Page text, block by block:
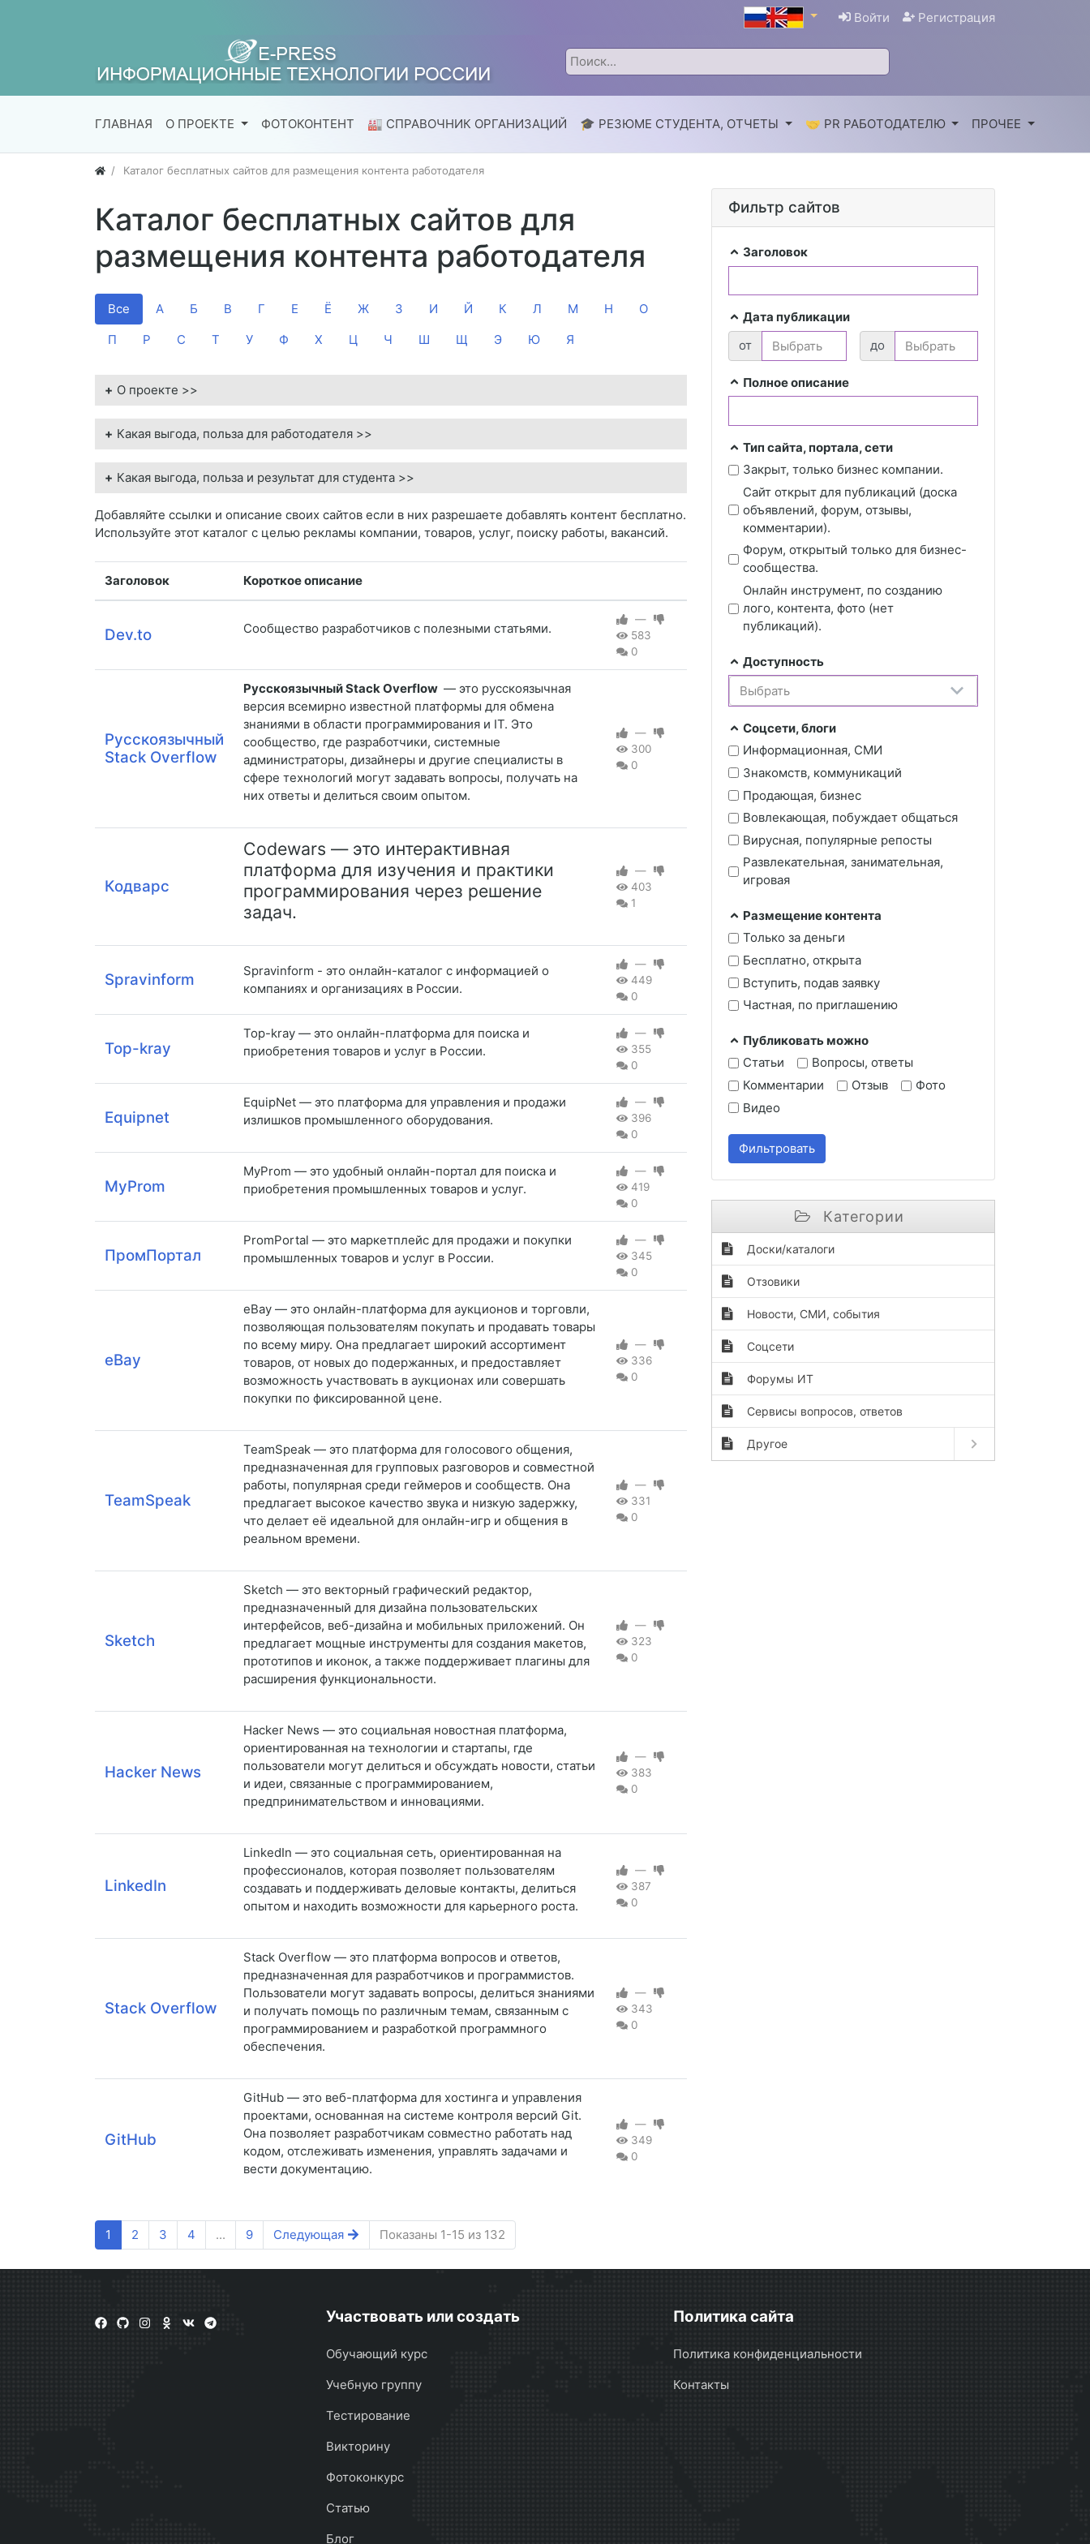
Войти Регистрация
ГЛАВНАЯ О ПРОЕКТЕ ФОТОКОНТЕНТ 🏭 СПРАВОЧНИК ОРГАНИЗАЦИЙ 🎓 РЕЗЮМЕ СТУДЕНТА, ОТЧЕТЫ 🤝 PR РАБОТОДАТЕЛЮ ПРОЧЕЕ
Каталог бесплатных сайтов для размещения контента работодателя
Каталог бесплатных сайтов для
размещения контента работодателя
Все А Б В Г Е Ё Ж З И Й К Л М Н
О
П
Р С Т У Ф Х Ц Ч Ш Щ Э Ю Я
О проекте >>
Какая выгода, польза для работодателя >>
Какая выгода, польза и результат для студента >>
Добавляйте ссылки и описание своих сайтов если в них разрешаете добавлять контент бесплатно.
Используйте этот каталог с целью рекламы компании, товаров, услуг, поиску работы, вакансий.
Заголовок Короткое описание
Dev.to Сообщество разработчиков с полезными статьями.
—
583
0
Русскоязычный
Stack Overflow
Русскоязычный Stack Overflow — это русскоязычная
версия всемирно известной платформы для обмена
знаниями в области программирования и IT. Это
сообщество, где разработчики, системные
администраторы, дизайнеры и другие специалисты в
сфере технологий могут задавать вопросы, получать на
них ответы и делиться своим опытом.
—
300
0
Кодварс
Codewars — это интерактивная
платформа для изучения и практики
программирования через решение
задач.
—
403
1
Spravinform
Spravinform - это онлайн-каталог с информацией о
компаниях и организациях в России.
—
449
0
Top-kray
Top-kray — это онлайн-платформа для поиска и
приобретения товаров и услуг в России.
—
355
0
Equipnet
EquipNet — это платформа для управления и продажи
излишков промышленного оборудования.
—
396
0
MyProm
MyProm — это удобный онлайн-портал для поиска и
приобретения промышленных товаров и услуг.
—
419
0
ПромПортал
PromPortal — это маркетплейс для продажи и покупки
промышленных товаров и услуг в России.
—
345
0
eBay
eBay — это онлайн-платформа для аукционов и торговли,
позволяющая пользователям покупать и продавать товары
по всему миру. Она предлагает широкий ассортимент
товаров, от новых до подержанных, и предоставляет
возможность участвовать в аукционах или совершать
покупки по фиксированной цене.
—
336
0
TeamSpeak
TeamSpeak — это платформа для голосового общения,
предназначенная для групповых разговоров и совместной
работы, популярная среди геймеров и сообществ. Она
предлагает высокое качество звука и низкую задержку,
что делает её идеальной для онлайн-игр и общения в
реальном времени.
—
331
0
Sketch
Sketch — это векторный графический редактор,
предназначенный для дизайна пользовательских
интерфейсов, веб-дизайна и мобильных приложений. Он
предлагает мощные инструменты для создания макетов,
прототипов и иконок, а также поддерживает плагины для
расширения функциональности.
—
323
0
Hacker News
Hacker News — это социальная новостная платформа,
ориентированная на технологии и стартапы, где
пользователи могут делиться и обсуждать новости, статьи
и идеи, связанные с программированием,
предпринимательством и инновациями.
—
383
0
LinkedIn
LinkedIn — это социальная сеть, ориентированная на
профессионалов, которая позволяет пользователям
создавать и поддерживать деловые контакты, делиться
опытом и находить возможности для карьерного роста.
—
387
0
Stack Overflow
Stack Overflow — это платформа вопросов и ответов,
предназначенная для разработчиков и программистов.
Пользователи могут задавать вопросы, делиться знаниями
и получать помощь по различным темам, связанным с
программированием и разработкой программного
обеспечения.
—
343
0
GitHub
GitHub — это веб-платформа для хостинга и управления
проектами, основанная на системе контроля версий Git.
Она позволяет разработчикам совместно работать над
кодом, отслеживать изменения, управлять задачами и
вести документацию.
—
349
0
1 2 3 4 ... 9 Следующая Показаны 1-15 из 132
Фильтр сайтов
Заголовок
Дата публикации
от
до
Полное описание
Тип сайта, портала, сети
Закрыт, только бизнес компании.
Сайт открыт для публикаций (доска
объявлений, форум, отзывы,
комментарии).
Форум, открытый только для бизнес-
сообщества.
Онлайн инструмент, по созданию
лого, контента, фото (нет
публикаций).
Доступность
Выбрать
Соцсети, блоги
Информационная, СМИ
Знакомств, коммуникаций
Продающая, бизнес
Вовлекающая, побуждает общаться
Вирусная, популярные репосты
Развлекательная, занимательная,
игровая
Размещение контента
Только за деньги
Бесплатно, открыта
Вступить, подав заявку
Частная, по приглашению
Публиковать можно
Статьи
Вопросы, ответы
Комментарии
Отзыв
Фото
Видео
Фильтровать
Категории
Доски/каталоги
Отзовики
Новости, СМИ, события
Соцсети
Форумы ИТ
Сервисы вопросов, ответов
Другое
Участвовать или создать
Обучающий курс
Учебную группу
Тестирование
Викторину
Фотоконкурс
Статью
Блог
Политика сайта
Политика конфиденциальности
Контакты